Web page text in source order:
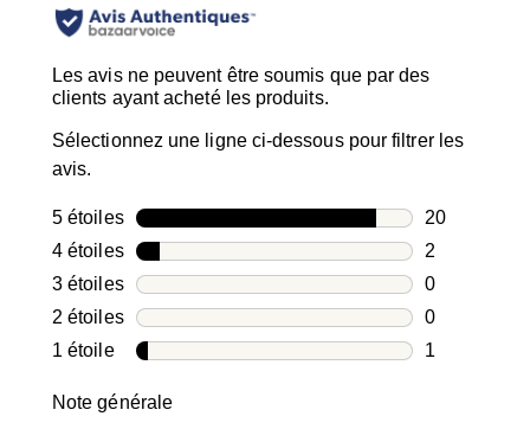
Les avis ne peuvent être soumis que par des
clients ayant acheté les produits.
Sélectionnez une ligne ci-dessous pour filtrer les
avis.
5 étoilesétoiles
20
20 avis
4 étoilesétoiles
2
2 avis avec
3 étoilesétoiles
0
0 avis avec
2 étoilesétoiles
0
0 avis avec
1 étoileétoiles
1
Note générale